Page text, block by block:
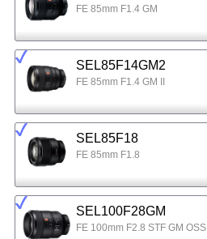
FE 85mm F1.4 GM
SEL85F14GM2
FE 85mm F1.4 GM II
SEL85F18
FE 85mm F1.8
SEL100F28GM
FE 100mm F2.8 STF GM OSS